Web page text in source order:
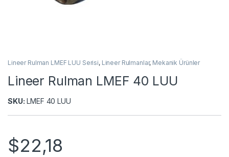
Lineer Rulman LMEF LUU Serisi, Lineer Rulmanlar, Mekanik Ürünler
Lineer Rulman LMEF 40 LUU
SKU: LMEF 40 LUU
$22,18